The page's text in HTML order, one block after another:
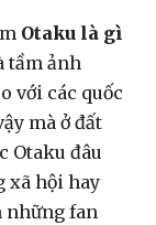
Otaku là gì
tầm ảnh
với các quốc
mà ở đất
Otaku đâu
xã hội hay
những fan